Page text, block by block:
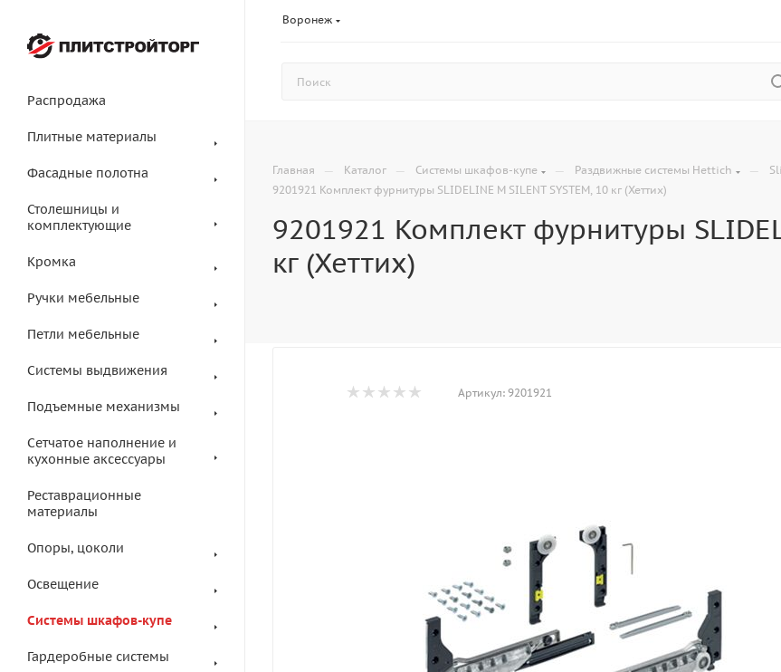
Воронеж
Распродажа
Плитные материалы
Фасадные полотна
Столешницы и
комплектующие
Кромка
Ручки мебельные
Петли мебельные
Системы выдвижения
Подъемные механизмы
Сетчатое наполнение и
кухонные аксессуары
Реставрационные
материалы
Опоры, цоколи
Освещение
Системы шкафов-купе
Гардеробные системы
Главная — Каталог — Системы шкафов-купе — Раздвижные системы Hettich —
9201921 Комплект фурнитуры SLIDELINE M SILENT SYSTEM, 10 кг (Хеттих)
9201921 Комплект фурнитуры
кг (Хеттих)
Артикул: 9201921